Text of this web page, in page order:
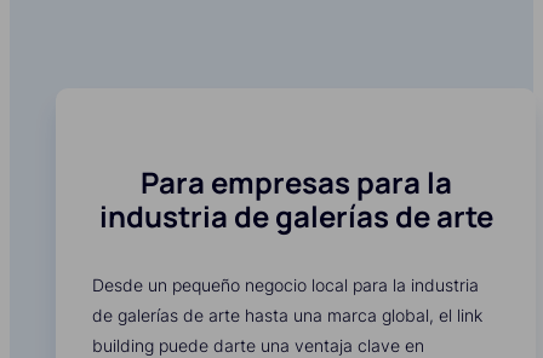
Para empresas para la
industria de galerías de arte
Desde un pequeño negocio local para la industria
de galerías de arte hasta una marca global, el link
building puede darte una ventaja clave en